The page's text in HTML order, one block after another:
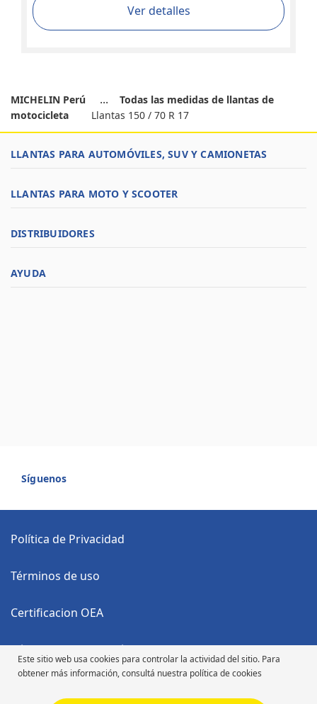
Este sitio web usa cookies para controlar la actividad del sitio. Para
obtener más información, consultá nuestra política de cookies
Ver detalles
MICHELIN Perú
Todas las medidas de llantas de
motocicleta
Llantas 150 / 70 R 17
LLANTAS PARA AUTOMÓVILES, SUV Y CAMIONETAS
LLANTAS PARA MOTO Y SCOOTER
DISTRIBUIDORES
AYUDA
Síguenos
Política de Privacidad
Términos de uso
Certificacion OEA
Código Anticorrupción